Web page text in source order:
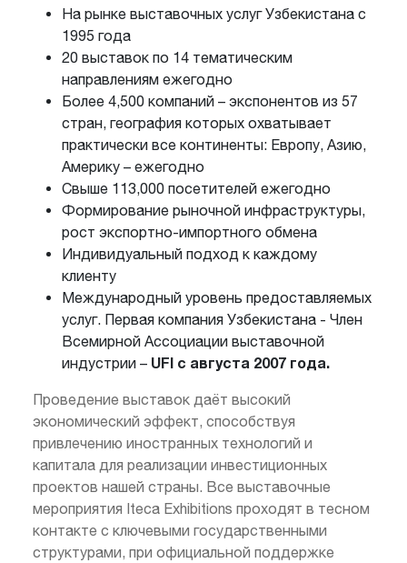
На рынке выставочных услуг Узбекистана с
1995 года
20 выставок по 14 тематическим
направлениям ежегодно
Более 4,500 компаний – экспонентов из 57
стран, география которых охватывает
практически все континенты: Европу, Азию,
Америку – ежегодно
Свыше 113,000 посетителей ежегодно
Формирование рыночной инфраструктуры,
рост экспортно-импортного обмена
Индивидуальный подход к каждому
клиенту
Международный уровень предоставляемых
услуг. Первая компания Узбекистана - Член
Всемирной Ассоциации выставочной
индустрии – UFI c августа 2007 года.
Проведение выставок даёт высокий
экономический эффект, способствуя
привлечению иностранных технологий и
капитала для реализации инвестиционных
проектов нашей страны. Все выставочные
мероприятия Iteca Exhibitions проходят в тесном
контакте с ключевыми государственными
структурами, при официальной поддержке